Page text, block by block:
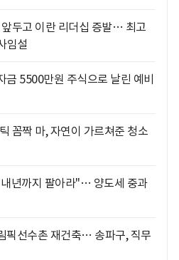
두고 이란 리더십 증발… 최고
임설
5500만원 주식으로 날린 예비
꼼짝 마, 자연이 가르쳐준 청소
년까지 팔아라"… 양도세 중과
픽선수촌 재건축… 송파구, 직무